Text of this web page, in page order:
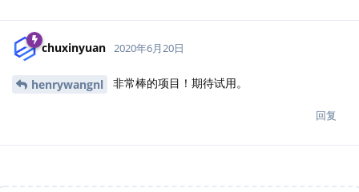
chuxinyuan 2020年6月20日
henrywangnl 非常棒的项目！期待试用。
回复